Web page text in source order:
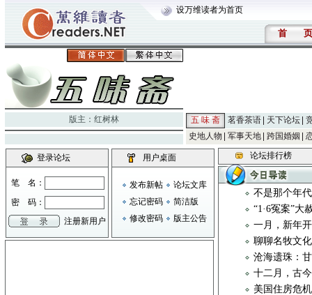
设万维读者为首页
首 页
版主： 红树林 五 味 斋 茗香茶语 天下论坛
史地人物
军事天地 跨国婚姻
登录论坛
笔 名：
密 码：
注册新用户
用户桌面
发布新帖
论坛文库
忘记密码
简洁版
修改密码
版主公告
论坛排行榜
不是那个年
“1·6冤案”大
一月，新年
聊聊名牧文
沧海遗珠：
十二月，古
美国住房危